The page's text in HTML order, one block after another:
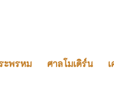
ะพรหม ศาลโมเดิร์น